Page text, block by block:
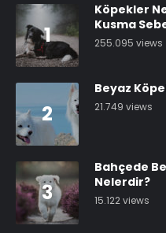
1
Köpekler
Kusma
255.095 views
2
Beyaz
21.749 views
3
Bahçede
Nelerdir?
15.122 views